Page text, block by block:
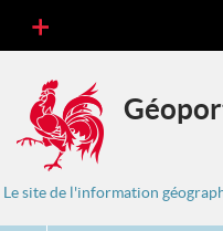
Le site de l'information